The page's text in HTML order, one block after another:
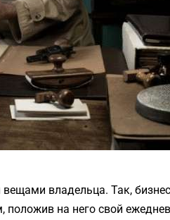
владельца. Так,
на него свой